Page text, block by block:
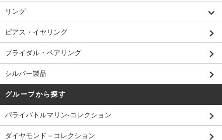
リング
ピアス・イヤリング
ブライダル・ペアリング
シルバー製品
グループから探す
パライバトルマリン-コレクション
ダイヤモンド－コレクション